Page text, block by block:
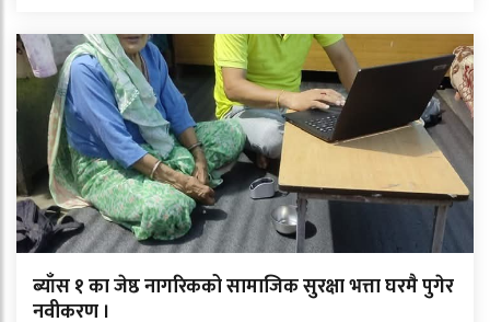
ब्याँस १ का जेष्ठ नागरिकको सामाजिक सुरक्षा भत्ता घरमै पुगेर
नवीकरण ।